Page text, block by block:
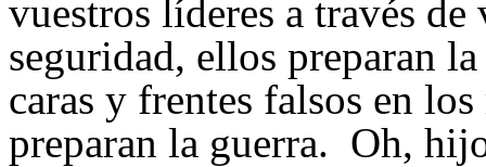
vuestros líderes a través
seguridad, ellos preparan
caras y frentes falsos en
preparan la guerra. Oh,